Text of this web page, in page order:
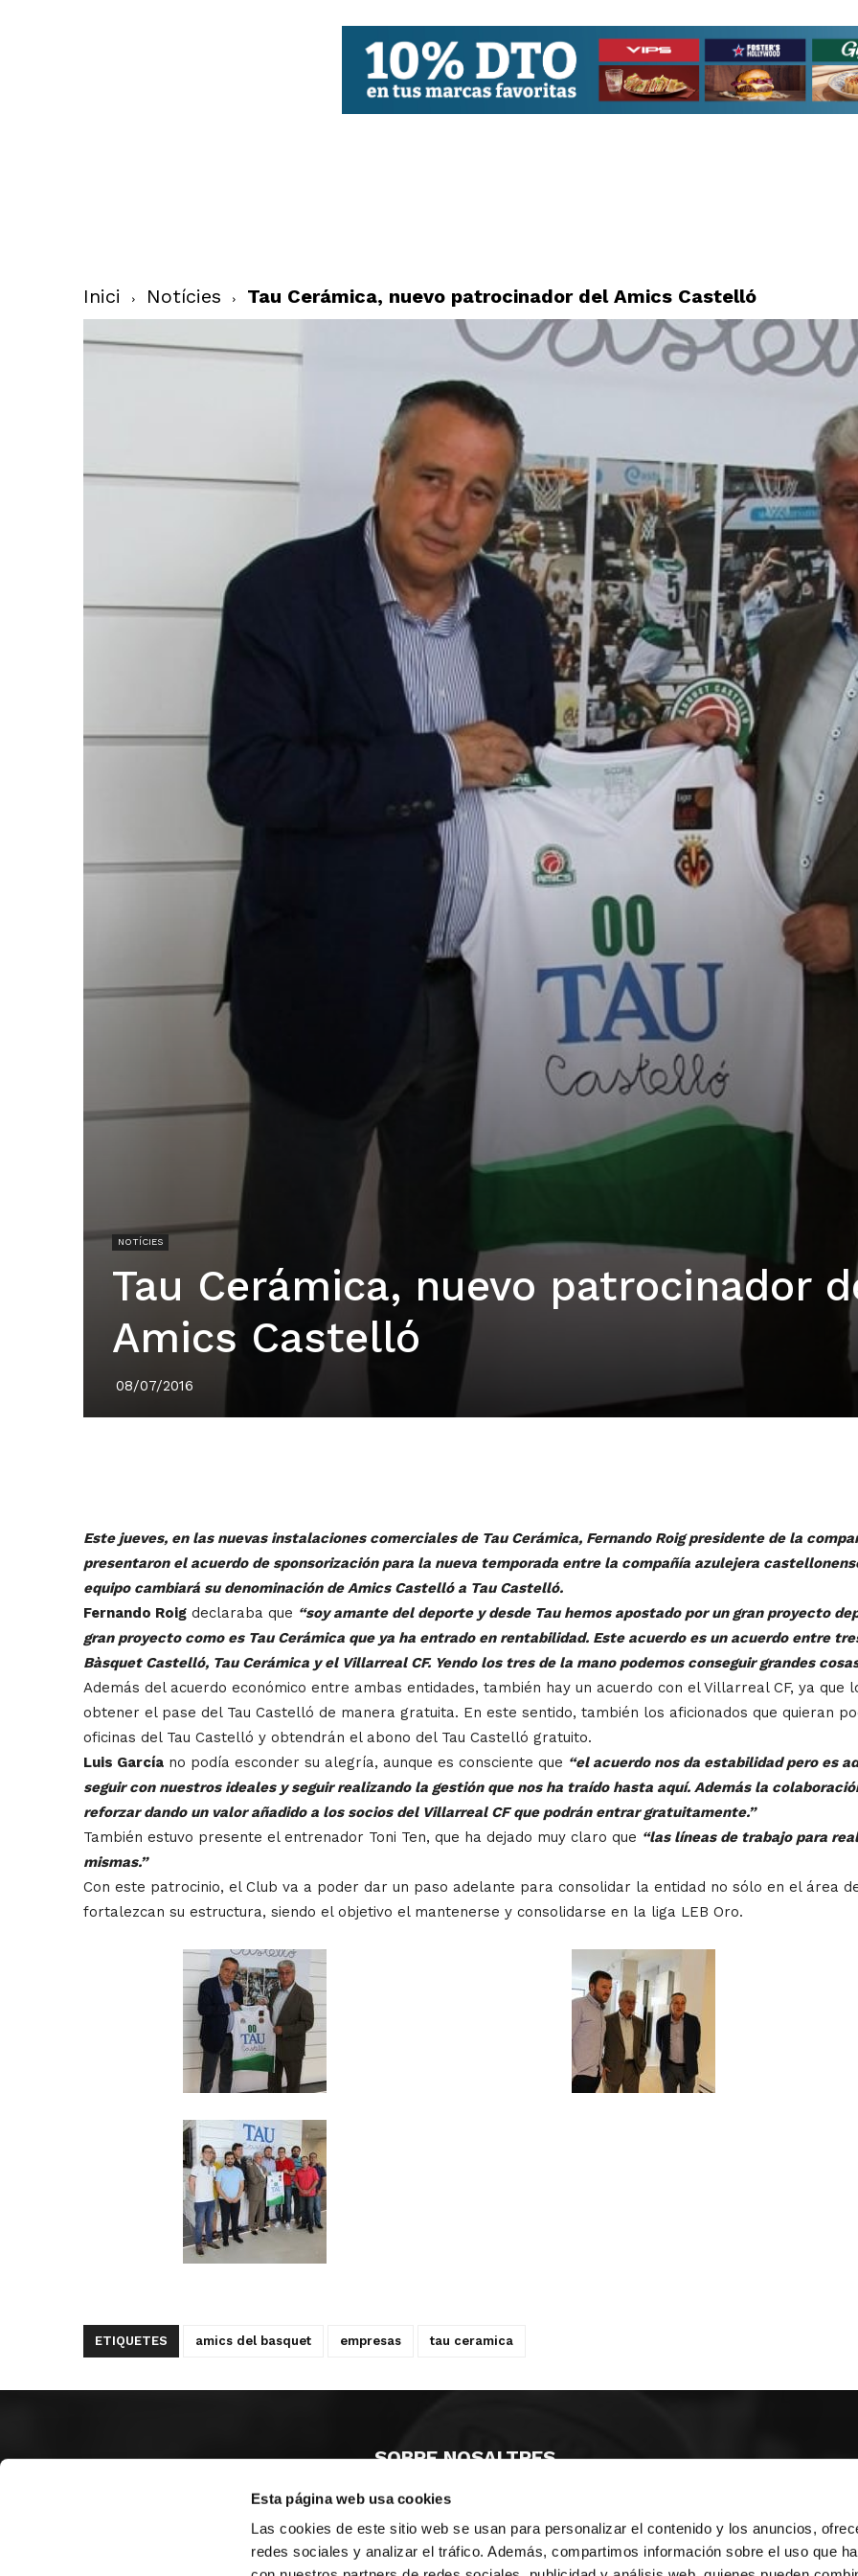
Esta página web usa cookies
Las cookies de este sitio web se usan para personalizar el contenido y los anuncios,
redes sociales y analizar el tráfico. Además, compartimos información sobre el uso que
Inici Notícies Tau Cerámica, nuevo patrocinador del Amics Castelló
NOTÍCIES
Tau Cerámica, nuevo patrocinador
Amics Castelló
08/07/2016
Este jueves, en las nuevas instalaciones comerciales de Tau Cerámica, Fernando Roig presidente de la
presentaron el acuerdo de sponsorización para la nueva temporada entre la compañía azulejera
equipo cambiará su denominación de Amics Castelló a Tau Castelló.
Fernando Roigdeclaraba que “soy amante del deporte y desde Tau hemos apostado por un gran proyecto
gran proyecto como es Tau Cerámica que ya ha entrado en rentabilidad. Este acuerdo es un acuerdo entre
Bàsquet Castelló, Tau Cerámica y el Villarreal CF. Yendo los tres de la mano podemos conseguir grandes
Además del acuerdo económico entre ambas entidades, también hay un acuerdo con el Villarreal CF, ya
obtener el pase del Tau Castelló de manera gratuita. En este sentido, también los aficionados que quieran
oficinas del Tau Castelló y obtendrán el abono del Tau Castelló gratuito.
Luis Garcíano podía esconder su alegría, aunque es consciente que “el acuerdo nos da estabilidad pero es
seguir con nuestros ideales y seguir realizando la gestión que nos ha traído hasta aquí. Además la
reforzar dando un valor añadido a los socios del Villarreal CF que podrán entrar gratuitamente.”
También estuvo presente el entrenador Toni Ten, que ha dejado muy claro que “las líneas de trabajo para
mismas.”
Con este patrocinio, el Club va a poder dar un paso adelante para consolidar la entidad no sólo en el área
fortalezcan su estructura, siendo el objetivo el mantenerse y consolidarse en la liga LEB Oro.
ETIQUETES amics del basquet empresas tau ceramica
SOBRE NOSALTRES
CASTELLÓ
VALÈNCIA
MONESTIR DE POBLET 14 1ª 3º
ALACANT
CIUDAD DE MATANZAS 12